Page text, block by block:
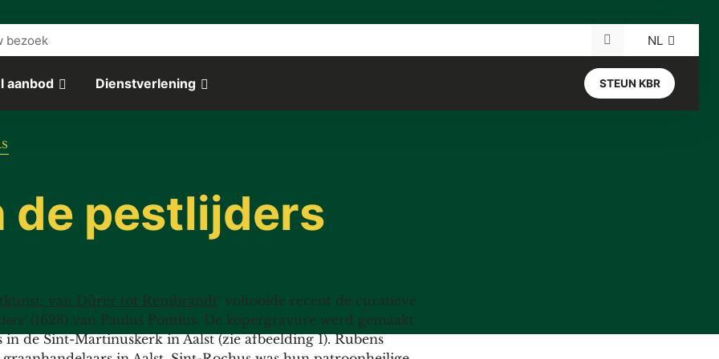
bezoek Search for: NL
aanbod Dienstverlening STEUN KBR
de pestlijders
van Dürer tot Rembrandt’ voltooide recent de curatieve
(1628) van Paulus Pontius. De kopergravure werd gemaakt
de Sint-Martinuskerk in Aalst (zie afbeelding 1). Rubens